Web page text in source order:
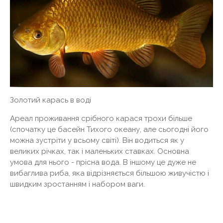
Золотий карась в воді
Ареал проживання срібного карася трохи більше
(спочатку це басейн Тихого океану, але сьогодні його
можна зустріти у всьому світі). Він водиться як у
великих річках, так і маленьких ставках. Основна
умова для нього - прісна вода. В іншому це дуже не
вибаглива риба, яка відрізняється більшою живучістю і
швидким зростанням і набором ваги.